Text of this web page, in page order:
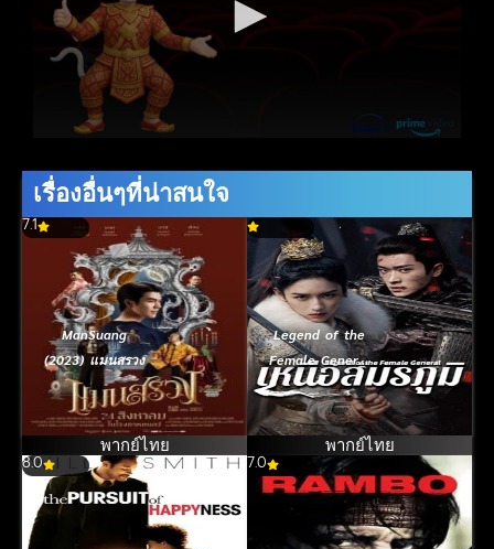
เรื่องอื่นๆที่น่าสนใจ
7.1
ManSuang
(2023) แมนสรวง
พากย์ไทย
Legend of the
Female General
(2025) เหนือ
สมรภูมิ
พากย์ไทย
8.0 7.0